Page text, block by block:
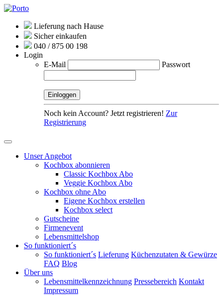
Lieferung nach Hause
Sicher einkaufen
040 / 875 00 198
Login
E-Mail
Passwort
Noch kein Account? Jetzt registrieren! Zur
Registrierung
Unser Angebot
Kochbox abonnieren
Classic Kochbox Abo
Veggie Kochbox Abo
Kochbox ohne Abo
Eigene Kochbox erstellen
Kochbox select
Gutscheine
Firmenevent
Lebensmittelshop
So funktioniert´s
So funktioniert´s Lieferung Küchenzutaten & Gewürze
FAQ Blog
Über uns
Lebensmittelkennzeichnung Pressebereich Kontakt
Impressum